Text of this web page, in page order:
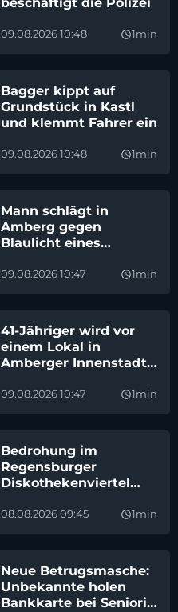
09.08.2026 10:48 query_builder1min
Bagger kippt auf
Grundstück in Kastl
und klemmt Fahrer ein
09.08.2026 10:48 query_builder1min
Mann schlägt in
Amberg gegen
Blaulicht eines
09.08.2026 10:47 query_builder1min
41-Jähriger wird vor
einem Lokal in
Amberger Innenstadt
09.08.2026 10:47 query_builder1min
Bedrohung im
Regensburger
Diskothekenviertel
Festnahme
08.08.2026 09:45 query_builder1min
Neue Betrugsmasche:
Unbekannte holen
Bankkarte bei Seniorin